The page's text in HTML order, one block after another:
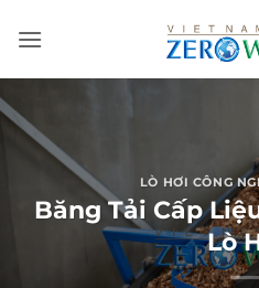
LÒ HƠI CÔNG
Băng Tải Cấp
Lò